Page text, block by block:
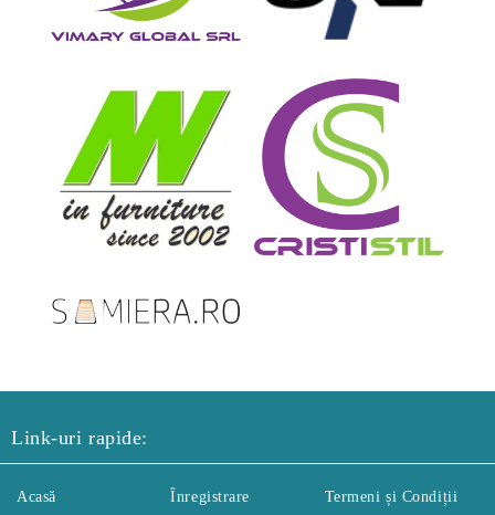
Link-uri rapide:
Acasă Înregistrare Termeni și Condiții